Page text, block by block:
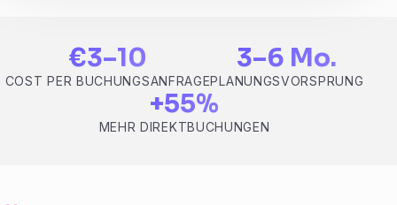
€3–10
COST PER BUCHUNGSANFRAGE
3–6 Mo.
PLANUNGSVORSPRUNG
+55%
MEHR DIREKTBUCHUNGEN